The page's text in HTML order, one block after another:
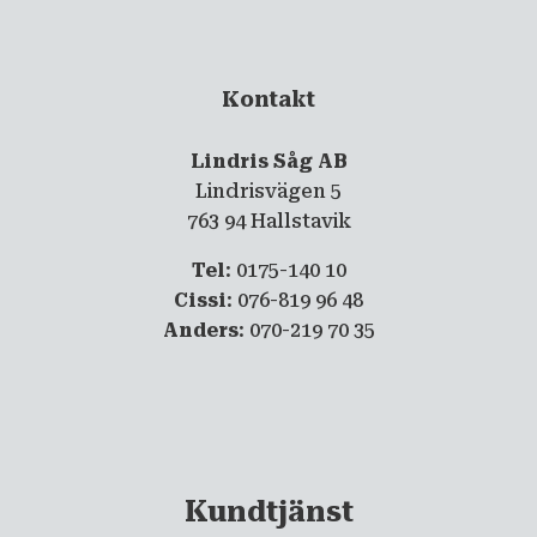
Kontakt
Lindris Såg AB
Lindrisvägen 5
763 94 Hallstavik
Tel: 0175-140 10
Cissi: 076-819 96 48
Anders: 070-219 70 35
Kundtjänst